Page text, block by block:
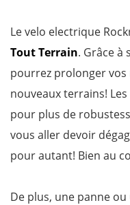
Le velo electrique
Tout Terrain. Grâce à
pourrez prolonger
nouveaux terrains!
pour plus de
vous aller devoir
pour autant! Bien au
De plus, une panne